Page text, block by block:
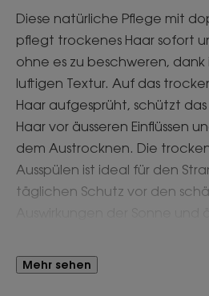
Diese natürliche Pflege mit
pflegt trockenes Haar sofort
ohne es zu beschweren,
luftigen Textur. Auf das
Haar aufgesprüht, schützt
Haar vor äusseren Einflüssen
dem Austrocknen. Die
Ausspülen ist ideal für den
täglichen Schutz vor den
der Verwendung unseres
aufgetragen werden, um den
Mehr sehen